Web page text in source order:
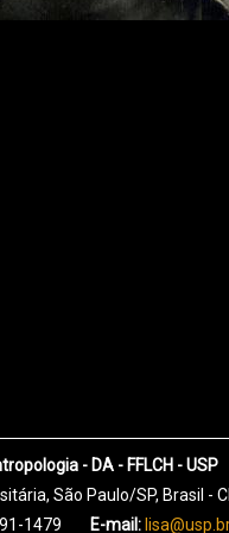
- DA - FFLCH - USP
São Paulo/SP, Brasil -
1479
E-mail: